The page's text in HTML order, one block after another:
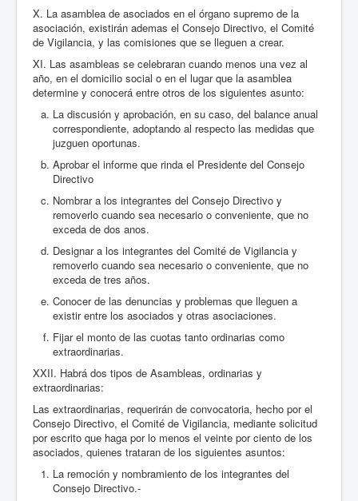
X. La asamblea de asociados en el órgano supremo de la
asociación, existirán ademas el Consejo Directivo, el Comité
de Vigilancia, y las comisiones que se lleguen a crear.
XI. Las asambleas se celebraran cuando menos una vez al
año, en el domicilio social o en el lugar que la asamblea
determine y conocerá entre otros de los siguientes asunto:
La discusión y aprobación, en su caso, del balance anual
correspondiente, adoptando al respecto las medidas que
juzguen oportunas.
Aprobar el informe que rinda el Presidente del Consejo
Directivo
Nombrar a los integrantes del Consejo Directivo y
removerlo cuando sea necesario o conveniente, que no
exceda de dos anos.
Designar a los integrantes del Comité de Vigilancia y
removerlo cuando sea necesario o conveniente, que no
exceda de tres años.
Conocer de las denuncias y problemas que lleguen a
existir entre los asociados y otras asociaciones.
Fijar el monto de las cuotas tanto ordinarias como
extraordinarias.
XXII. Habrá dos tipos de Asambleas, ordinarias y
extraordinarias:
Las extraordinarias, requerirán de convocatoria, hecho por el
Consejo Directivo, el Comité de Vigilancia, mediante solicitud
por escrito que haga por lo menos el veinte por ciento de los
asociados, quienes trataran de los siguientes asuntos:
La remoción y nombramiento de los integrantes del
Consejo Directivo.-